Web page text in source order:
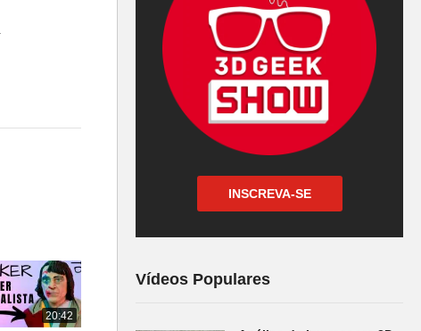
20:42
INSCREVA-SE
Vídeos Populares